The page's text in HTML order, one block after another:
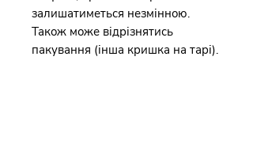
залишатиметься незмінною.
Також може відрізнятись
пакування (інша кришка на тарі).